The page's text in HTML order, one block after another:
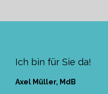
Ich bin für Sie da!
Axel Müller, MdB